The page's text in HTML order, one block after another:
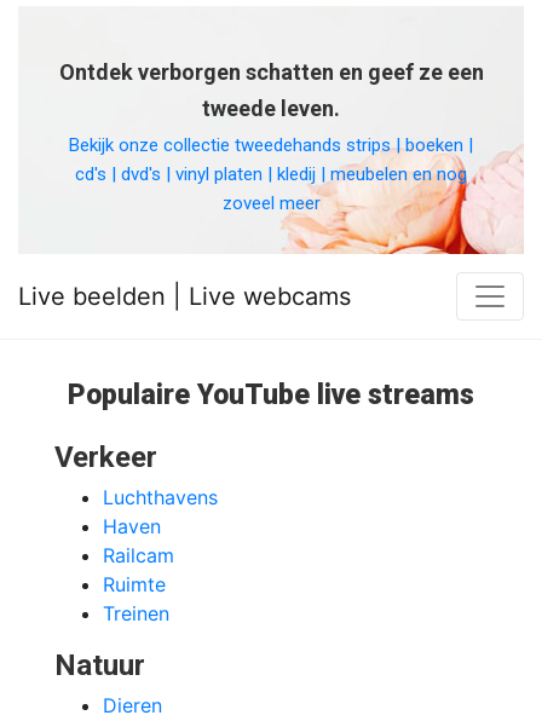
Ontdek verborgen schatten en geef ze een
tweede leven.
Bekijk onze collectie tweedehands strips | boeken |
cd's | dvd's | vinyl platen | kledij | meubelen en nog
zoveel meer
Live beelden | Live webcams
Populaire YouTube live streams
Verkeer
Luchthavens
Haven
Railcam
Ruimte
Treinen
Natuur
Dieren